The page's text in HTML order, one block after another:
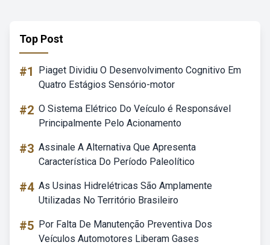
Top Post
#1
Piaget Dividiu O Desenvolvimento Cognitivo Em
Quatro Estágios Sensório-motor
#2 O Sistema Elétrico Do Veículo é Responsável
Principalmente Pelo Acionamento
#3 Assinale A Alternativa Que Apresenta
Característica Do Período Paleolítico
#4 As Usinas Hidrelétricas São Amplamente
Utilizadas No Território Brasileiro
#5 Por Falta De Manutenção Preventiva Dos
Veículos Automotores Liberam Gases